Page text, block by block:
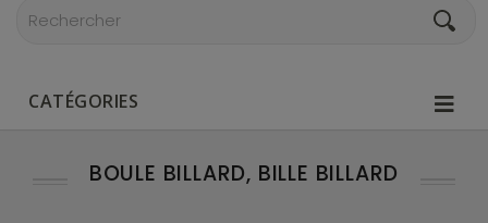
CATÉGORIES
BOULE BILLARD, BILLE BILLARD